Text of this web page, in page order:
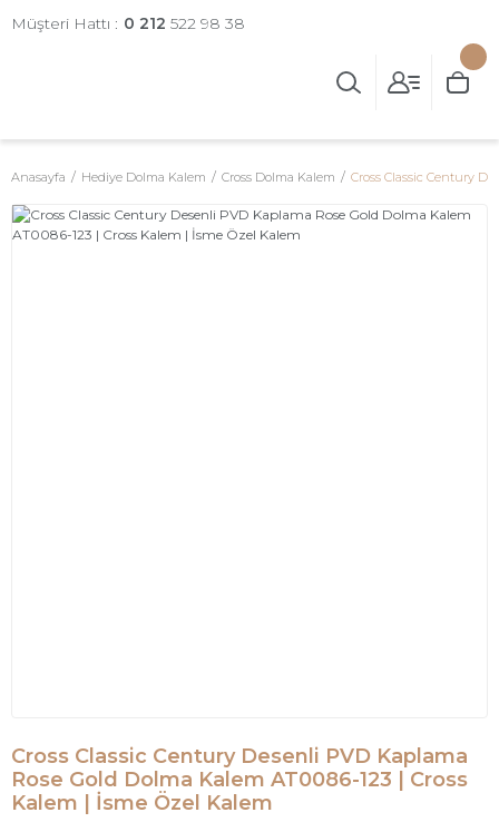
Müşteri Hattı : 0 212 522 98 38
Anasayfa Hediye Dolma Kalem Cross Dolma Kalem Cross Classic Century
Cross Classic Century Desenli PVD Kaplama
Rose Gold Dolma Kalem AT0086-123 | Cross
Kalem | İsme Özel Kalem